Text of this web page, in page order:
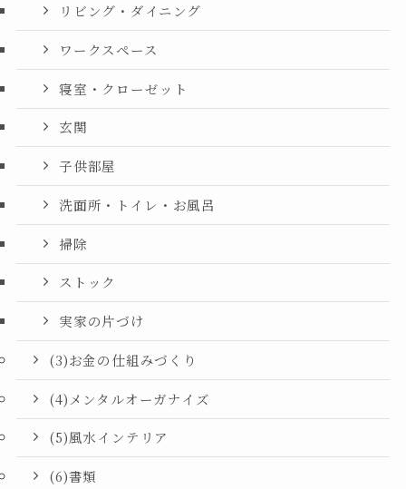
リビング・ダイニング
ワークスペース
寝室・クローゼット
玄関
子供部屋
洗面所・トイレ・お風呂
掃除
ストック
実家の片づけ
(3)お金の仕組みづくり
(4)メンタルオーガナイズ
(5)風水インテリア
(6)書類